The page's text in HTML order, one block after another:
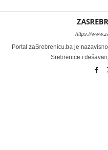
https://
Portal zaSrebrenicu.ba je
Srebrenice i